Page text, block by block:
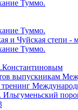
Туммо.
Туммо.
и Чуйская степи -
Туммо.
выпускникам